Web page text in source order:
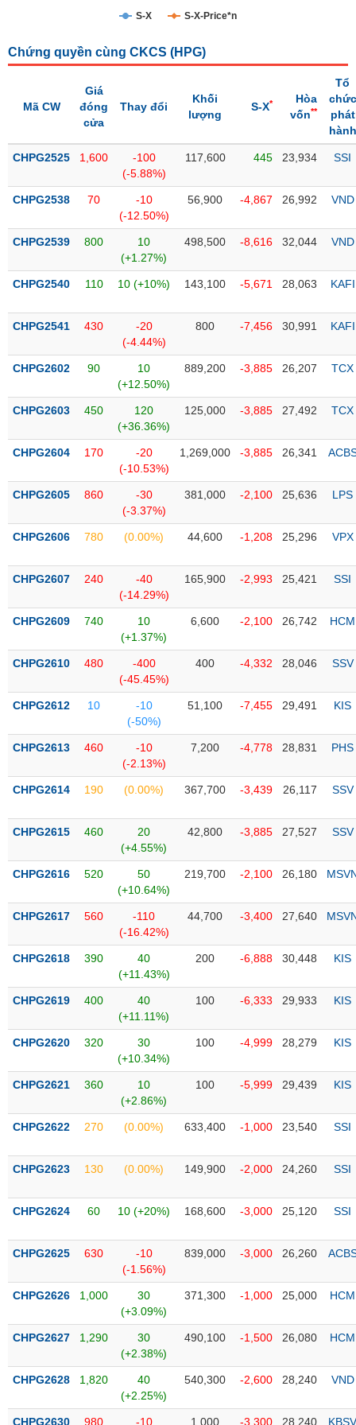
thái
cổ
Quy
thị
trường
yết
yết
Niêm
bổ
sung
Hủy
niêm
Theo
đặc
Không
ký
quỹ
Danh
mục
phiếu
chi
Tổng
Giao
Tài
Phân
kỹ
Hồ
doanh
nghiệp
Tin
tức
kiện
liệu
Tâm
lý
trường
S-X S-X-Price*n
Chứng quyền cùng CKCS (HPG)
Mã CW
Giá
đóng
cửa
Thay đổi
Khối
lượng
S-X*
Hòa
vốn**
Tổ
chức
phát
hành
CHPG2525 1,600
-100
(-5.88%)
117,600 445 23,934 SSI
CHPG2538 70
-10
(-12.50%)
56,900 -4,867 26,992 VND
CHPG2539 800
10
(+1.27%)
498,500 -8,616 32,044 VND
CHPG2540 110 10 (+10%) 143,100 -5,671 28,063 KAFI
CHPG2541 430
-20
(-4.44%)
800 -7,456 30,991 KAFI
CHPG2602 90
10
(+12.50%)
889,200 -3,885 26,207 TCX
CHPG2603 450
120
(+36.36%)
125,000 -3,885 27,492 TCX
CHPG2604 170
-20
(-10.53%)
1,269,000 -3,885 26,341
CHPG2605 860
-30
(-3.37%)
381,000 -2,100 25,636 LPS
CHPG2606 780 (0.00%) 44,600 -1,208 25,296 VPX
CHPG2607 240
-40
(-14.29%)
165,900 -2,993 25,421 SSI
CHPG2609 740
10
(+1.37%)
6,600 -2,100 26,742 HCM
CHPG2610 480
-400
(-45.45%)
400 -4,332 28,046 SSV
CHPG2612 10
-10
(-50%)
51,100 -7,455 29,491 KIS
CHPG2613 460
-10
(-2.13%)
7,200 -4,778 28,831 PHS
CHPG2614 190 (0.00%) 367,700 -3,439 26,117 SSV
CHPG2615 460
20
(+4.55%)
42,800 -3,885 27,527 SSV
CHPG2616 520
50
(+10.64%)
219,700 -2,100 26,180
CHPG2617 560
-110
(-16.42%)
44,700 -3,400 27,640
CHPG2618 390
40
(+11.43%)
200 -6,888 30,448 KIS
CHPG2619 400
40
(+11.11%)
100 -6,333 29,933 KIS
CHPG2620 320
30
(+10.34%)
100 -4,999 28,279 KIS
CHPG2621 360
10
(+2.86%)
100 -5,999 29,439 KIS
CHPG2622 270 (0.00%) 633,400 -1,000 23,540 SSI
CHPG2623 130 (0.00%) 149,900 -2,000 24,260 SSI
CHPG2624 60 10 (+20%) 168,600 -3,000 25,120 SSI
CHPG2625 630
-10
(-1.56%)
839,000 -3,000 26,260
CHPG2626 1,000
30
(+3.09%)
371,300 -1,000 25,000 HCM
CHPG2627 1,290
30
(+2.38%)
490,100 -1,500 26,080 HCM
CHPG2628 1,820
40
(+2.25%)
540,300 -2,600 28,240 VND
CHPG2630 980 -10 1,000 -3,300 28,240 KBSV
NGÀNH
CỔ
PHÁI
SINH
PHIẾU
ĐẦU
XUẤT
LIỆU
TIN
(-)
SECTOR
NĂNG
NGUYÊN
LIỆU
CÔNG
TIÊU
KHÔNG
YẾU
TIÊU
DÙNG
YẾU
CHĂM